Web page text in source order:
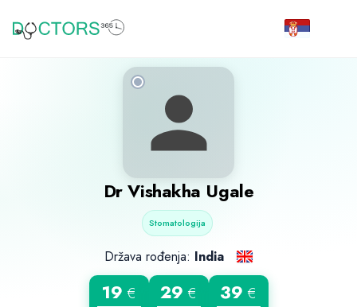
Dr Vishakha Ugale
Stomatologija
Država rođenja: India
19 € 29 € 39 €